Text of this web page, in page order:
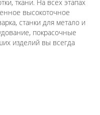
ткани. На всех этапах
высокоточное
станки для метало и
покрасочные
изделий вы всегда